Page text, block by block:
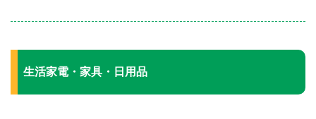
生活家電・家具・日用品